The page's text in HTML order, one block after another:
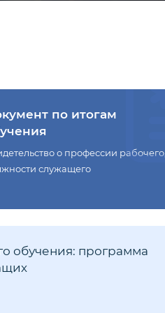
по итогам
о профессии рабочего,
служащего
обучения: программа